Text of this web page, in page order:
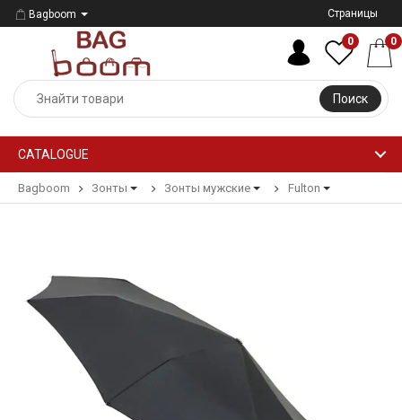
Bagboom Страницы
Поиск
0 0
CATALOGUE
Bagboom Зонты Зонты мужские Fulton